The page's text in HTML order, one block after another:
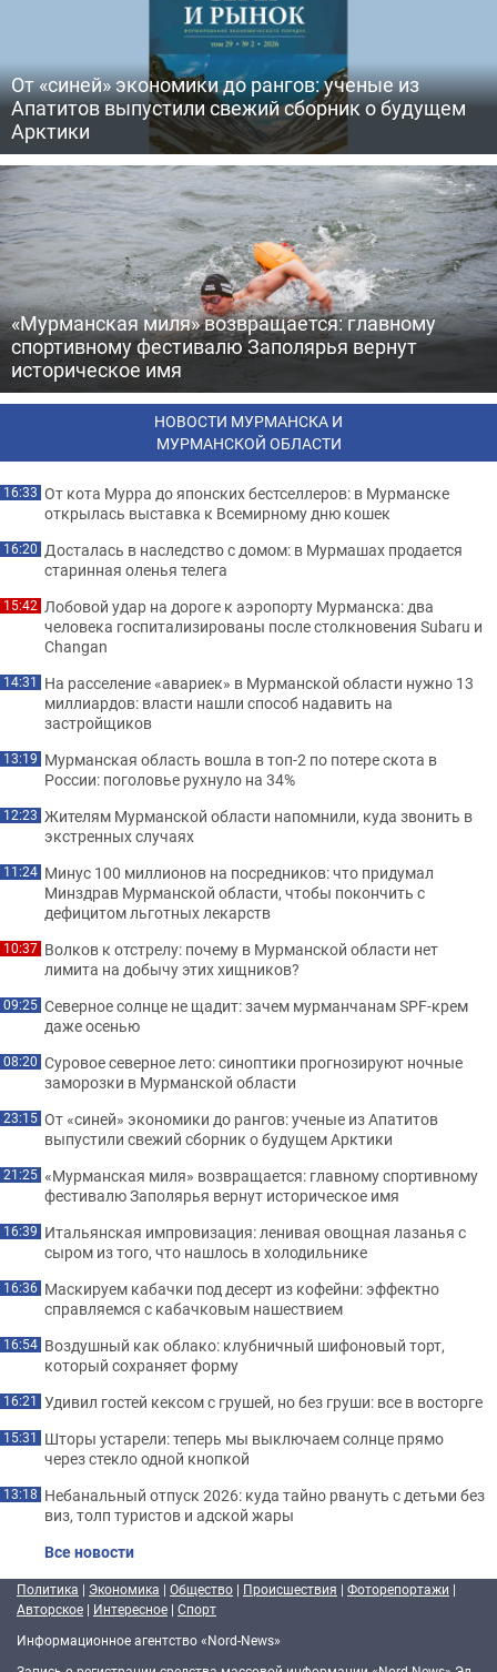
От «синей» экономики до рангов: ученые из
Апатитов выпустили свежий сборник о будущем
Арктики
«Мурманская миля» возвращается: главному
спортивному фестивалю Заполярья вернут
историческое имя
НОВОСТИ МУРМАНСКА И
МУРМАНСКОЙ ОБЛАСТИ
16:33 От кота Мурра до японских бестселлеров: в Мурманске
открылась выставка к Всемирному дню кошек
16:20 Досталась в наследство с домом: в Мурмашах продается
старинная оленья телега
15:42 Лобовой удар на дороге к аэропорту Мурманска: два
человека госпитализированы после столкновения Subaru и
Changan
14:31 На расселение «авариек» в Мурманской области нужно 13
миллиардов: власти нашли способ надавить на
застройщиков
13:19 Мурманская область вошла в топ-2 по потере скота в
России: поголовье рухнуло на 34%
12:23 Жителям Мурманской области напомнили, куда звонить в
экстренных случаях
11:24 Минус 100 миллионов на посредников: что придумал
Минздрав Мурманской области, чтобы покончить с
дефицитом льготных лекарств
10:37 Волков к отстрелу: почему в Мурманской области нет
лимита на добычу этих хищников?
09:25 Северное солнце не щадит: зачем мурманчанам SPF-крем
даже осенью
08:20 Суровое северное лето: синоптики прогнозируют ночные
заморозки в Мурманской области
23:15 От «синей» экономики до рангов: ученые из Апатитов
выпустили свежий сборник о будущем Арктики
21:25 «Мурманская миля» возвращается: главному спортивному
фестивалю Заполярья вернут историческое имя
16:39 Итальянская импровизация: ленивая овощная лазанья с
сыром из того, что нашлось в холодильнике
16:36 Маскируем кабачки под десерт из кофейни: эффектно
справляемся с кабачковым нашествием
16:54 Воздушный как облако: клубничный шифоновый торт,
который сохраняет форму
16:21 Удивил гостей кексом с грушей, но без груши: все в восторге
15:31 Шторы устарели: теперь мы выключаем солнце прямо
через стекло одной кнопкой
13:18 Небанальный отпуск 2026: куда тайно рвануть с детьми без
виз, толп туристов и адской жары
Все новости
Политика | Экономика | Общество | Происшествия | Фоторепортажи |
Авторское | Интересное | Спорт
Информационное агентство «Nord-News»